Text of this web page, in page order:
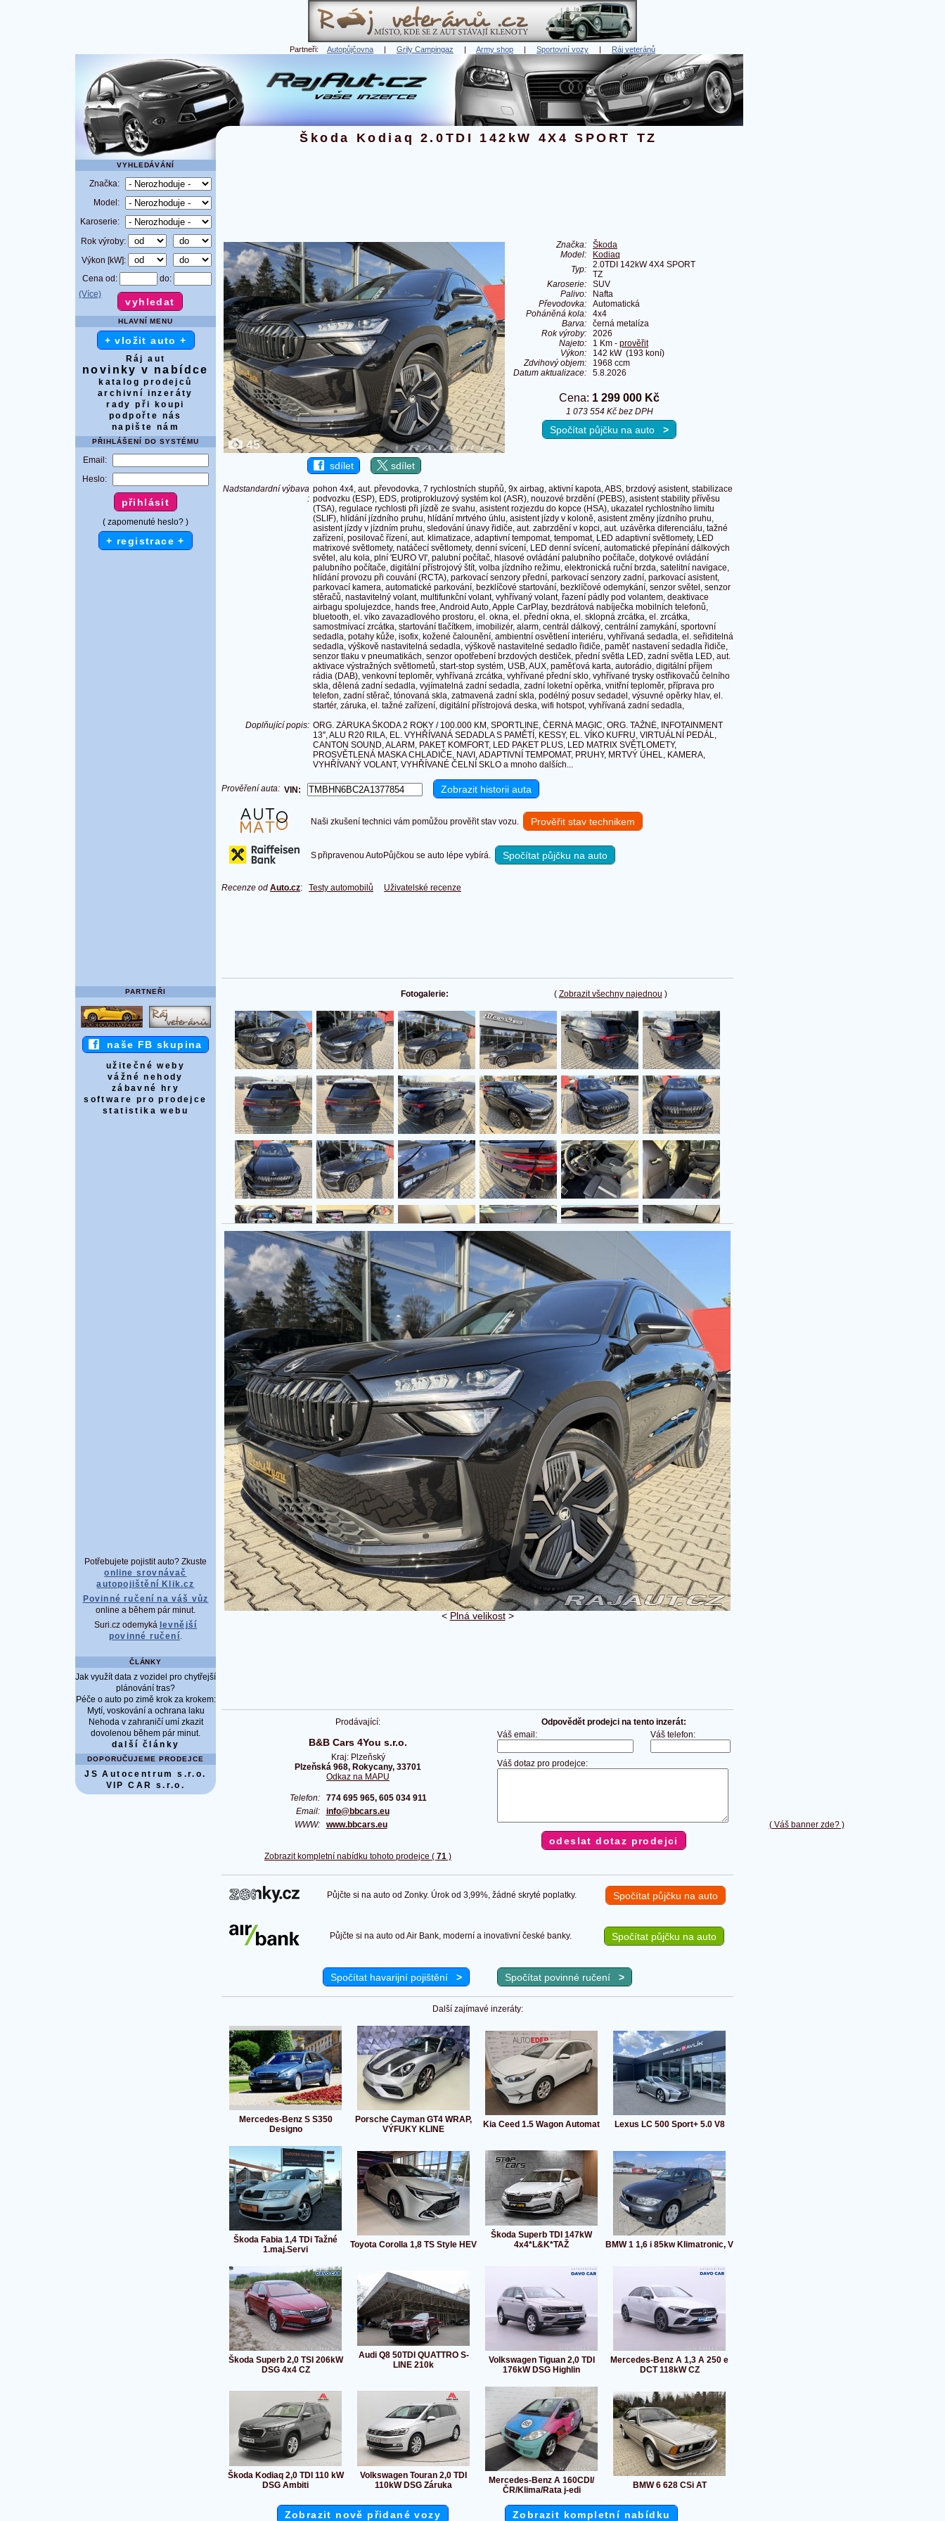
Partneři: Autopůjčovna | Grily Campingaz | Army shop | Sportovní vozy | Ráj veteránů
( Váš banner zde? )
Škoda Kodiaq 2.0TDI 142kW 4X4 SPORT TZ
VYHLEDÁVÁNÍ
Značka:
Model:
Karoserie:
Rok výroby:
Výkon [kW]:
Cena od:
do:
(Více)
HLAVNÍ MENU
+ vložit auto +
Ráj aut
novinky v nabídce
katalog prodejců
archivní inzeráty
rady při koupi
podpořte nás
napište nám
PŘIHLÁŠENÍ DO SYSTÉMU
Email:
Heslo:
( zapomenuté heslo? )
+ registrace +
PARTNEŘI
naše FB skupina
užitečné weby
vážné nehody
zábavné hry
software pro prodejce
statistika webu
Potřebujete pojistit auto? Zkuste
online srovnávač
autopojištění Klik.cz
Povinné ručení na váš vůz
online a během pár minut.
Suri.cz odemyká levnější
povinné ručení.
ČLÁNKY
Jak využít data z vozidel pro chytřejší
plánování tras?
Péče o auto po zimě krok za krokem:
Mytí, voskování a ochrana laku
Nehoda v zahraničí umí zkazit
dovolenou během pár minut.
další články
DOPORUČUJEME PRODEJCE
JS Autocentrum s.r.o.
VIP CAR s.r.o.
45
sdílet sdílet
Značka:
Škoda
Model:
Kodiaq
Typ:
2.0TDI 142kW 4X4 SPORT
TZ
Karoserie:
SUV
Palivo:
Nafta
Převodovka:
Automatická
Poháněná kola:
4x4
Barva:
černá metalíza
Rok výroby:
2026
Najeto:
1 Km - prověřit
Výkon:
142 kW (193 koní)
Zdvihový objem:
1968 ccm
Datum aktualizace:
5.8.2026
Cena: 1 299 000 Kč
1 073 554 Kč bez DPH
Spočítat půjčku na auto >
Nadstandardní výbava
:
pohon 4x4, aut. převodovka, 7 rychlostních stupňů, 9x airbag, aktivní kapota, ABS, brzdový asistent, stabilizace
podvozku (ESP), EDS, protiprokluzový systém kol (ASR), nouzové brzdění (PEBS), asistent stability přívěsu
(TSA), regulace rychlosti při jízdě ze svahu, asistent rozjezdu do kopce (HSA), ukazatel rychlostního limitu
(SLIF), hlídání jízdního pruhu, hlídání mrtvého úhlu, asistent jízdy v koloně, asistent změny jízdního pruhu,
asistent jízdy v jízdním pruhu, sledování únavy řidiče, aut. zabrzdění v kopci, aut. uzávěrka diferenciálu, tažné
zařízení, posilovač řízení, aut. klimatizace, adaptivní tempomat, tempomat, LED adaptivní světlomety, LED
matrixové světlomety, natáčecí světlomety, denní svícení, LED denní svícení, automatické přepínání dálkových
světel, alu kola, plní 'EURO VI', palubní počítač, hlasové ovládání palubního počítače, dotykové ovládání
palubního počítače, digitální přístrojový štít, volba jízdního režimu, elektronická ruční brzda, satelitní navigace,
hlídání provozu při couvání (RCTA), parkovací senzory přední, parkovací senzory zadní, parkovací asistent,
parkovací kamera, automatické parkování, bezklíčové startování, bezklíčové odemykání, senzor světel, senzor
stěračů, nastavitelný volant, multifunkční volant, vyhřívaný volant, řazení pádly pod volantem, deaktivace
airbagu spolujezdce, hands free, Android Auto, Apple CarPlay, bezdrátová nabíječka mobilních telefonů,
bluetooth, el. víko zavazadlového prostoru, el. okna, el. přední okna, el. sklopná zrcátka, el. zrcátka,
samostmívací zrcátka, startování tlačítkem, imobilizér, alarm, centrál dálkový, centrální zamykání, sportovní
sedadla, potahy kůže, isofix, kožené čalounění, ambientní osvětlení interiéru, vyhřívaná sedadla, el. seřiditelná
sedadla, výškově nastavitelná sedadla, výškově nastavitelné sedadlo řidiče, paměť nastavení sedadla řidiče,
senzor tlaku v pneumatikách, senzor opotřebení brzdových destiček, přední světla LED, zadní světla LED, aut.
aktivace výstražných světlometů, start-stop systém, USB, AUX, paměťová karta, autorádio, digitální příjem
rádia (DAB), venkovní teploměr, vyhřívaná zrcátka, vyhřívané přední sklo, vyhřívané trysky ostřikovačů čelního
skla, dělená zadní sedadla, vyjímatelná zadní sedadla, zadní loketní opěrka, vnitřní teploměr, příprava pro
telefon, zadní stěrač, tónovaná skla, zatmavená zadní skla, podélný posuv sedadel, výsuvné opěrky hlav, el.
startér, záruka, el. tažné zařízení, digitální přístrojová deska, wifi hotspot, vyhřívaná zadní sedadla,
Doplňující popis: ORG. ZÁRUKA ŠKODA 2 ROKY / 100.000 KM, SPORTLINE, ČERNÁ MAGIC, ORG. TAŽNÉ, INFOTAINMENT
13'', ALU R20 RILA, EL. VYHŘÍVANÁ SEDADLA S PAMĚTÍ, KESSY, EL. VÍKO KUFRU, VIRTUÁLNÍ PEDÁL,
CANTON SOUND, ALARM, PAKET KOMFORT, LED PAKET PLUS, LED MATRIX SVĚTLOMETY,
PROSVĚTLENÁ MASKA CHLADIČE, NAVI, ADAPTIVNÍ TEMPOMAT, PRUHY, MRTVÝ ÚHEL, KAMERA,
VYHŘÍVANÝ VOLANT, VYHŘÍVANÉ ČELNÍ SKLO a mnoho dalších...
Prověření auta: VIN:
Naši zkušení technici vám pomůžou prověřit stav vozu. Prověřit stav technikem
S připravenou AutoPůjčkou se auto lépe vybírá. Spočítat půjčku na auto
Recenze od Auto.cz: Testy automobilů Uživatelské recenze
( Zobrazit všechny najednou )
Fotogalerie:
< Plná velikost>
Prodávající:
B&B Cars 4You s.r.o.
Kraj: Plzeňský
Plzeňská 968, Rokycany, 33701
Odkaz na MAPU
Telefon: 774 695 965, 605 034 911
Email: info@bbcars.eu
WWW: www.bbcars.eu
Zobrazit kompletní nabídku tohoto prodejce ( 71 )
Odpovědět prodejci na tento inzerát:
Váš email:
Váš telefon:
Váš dotaz pro prodejce:
Půjčte si na auto od Zonky. Úrok od 3,99%, žádné skryté poplatky. Spočítat půjčku na auto
Půjčte si na auto od Air Bank, moderní a inovativní české banky. Spočítat půjčku na auto
Spočítat havarijní pojištění > Spočítat povinné ručení >
Další zajímavé inzeráty:
Mercedes-Benz S S350
Designo
Porsche Cayman GT4 WRAP,
VÝFUKY KLINE
Kia Ceed 1.5 Wagon Automat Lexus LC 500 Sport+ 5.0 V8
Škoda Fabia 1,4 TDi Tažné
1.maj.Servi
Toyota Corolla 1,8 TS Style HEV
Škoda Superb TDI 147kW
4x4*L&K*TAŽ
BMW 1 1,6 i 85kw Klimatronic, V
Škoda Superb 2,0 TSI 206kW
DSG 4x4 CZ
Audi Q8 50TDI QUATTRO S-
LINE 210k
Volkswagen Tiguan 2,0 TDI
176kW DSG Highlin
Mercedes-Benz A 1,3 A 250 e
DCT 118kW CZ
Škoda Kodiaq 2,0 TDI 110 kW
DSG Ambiti
Volkswagen Touran 2,0 TDI
110kW DSG Záruka
Mercedes-Benz A 160CDI/
ČR/Klima/Rata j-edi
BMW 6 628 CSi AT
Zobrazit nově přidané vozy Zobrazit kompletní nabídku